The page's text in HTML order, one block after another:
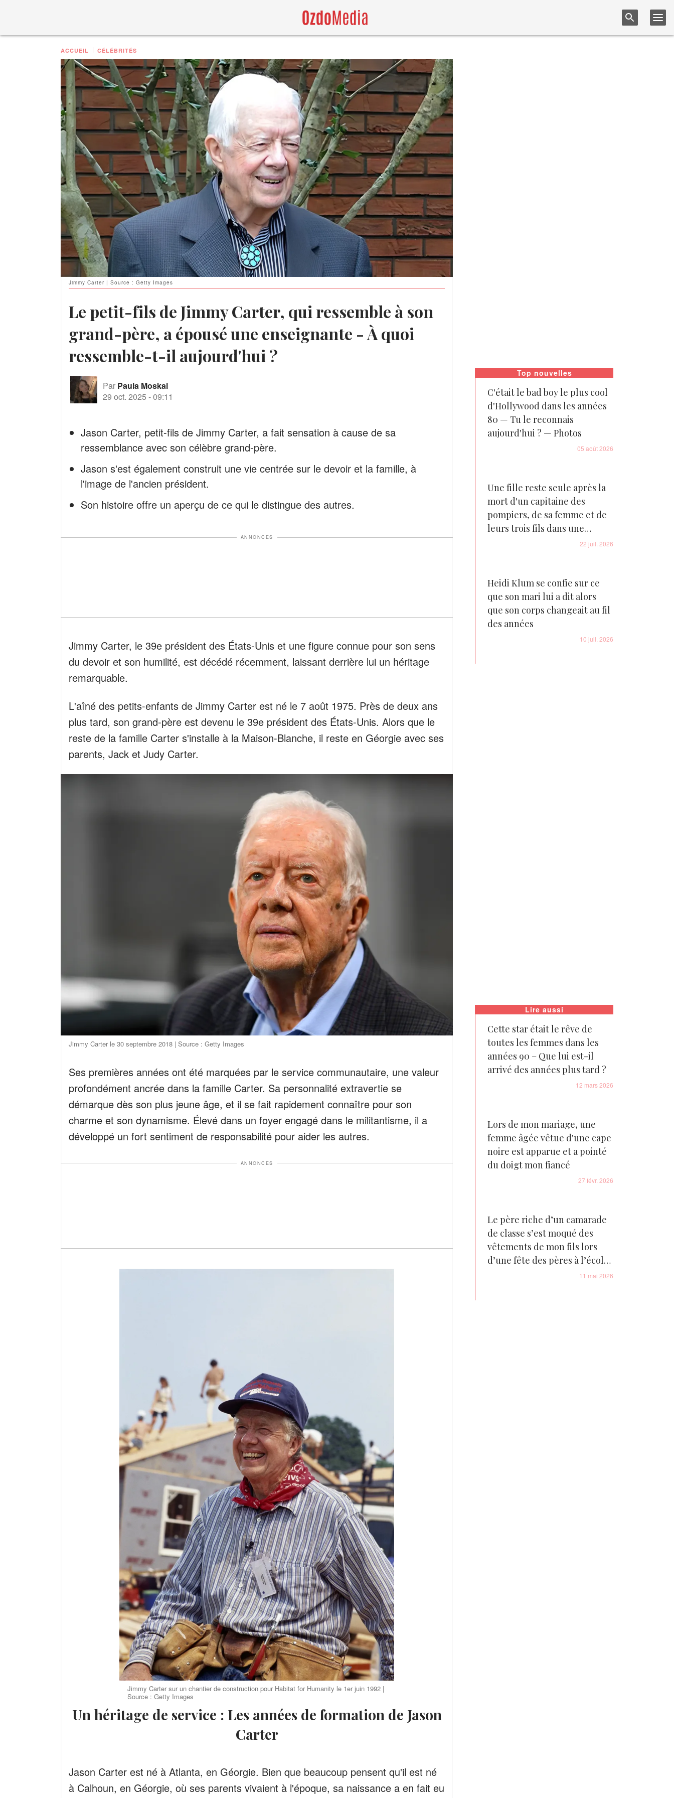
ACCUEIL CÉLÉBRITÉS
Jimmy Carter | Source : Getty Images
Le petit-fils de Jimmy Carter, qui ressemble à son
grand-père, a épousé une enseignante - À quoi
ressemble-t-il aujourd'hui ?
Par Paula Moskal
29 oct. 2025 -09:11
Jason Carter, petit-fils de Jimmy Carter, a fait sensation à cause de sa
ressemblance avec son célèbre grand-père.
Jason s'est également construit une vie centrée sur le devoir et la famille, à
l'image de l'ancien président.
Son histoire offre un aperçu de ce qui le distingue des autres.
ANNONCES
Jimmy Carter, le 39e président des États-Unis et une figure connue pour son sens
du devoir et son humilité, est décédé récemment, laissant derrière lui un héritage
remarquable.
L'aîné des petits-enfants de Jimmy Carter est né le 7 août 1975. Près de deux ans
plus tard, son grand-père est devenu le 39e président des États-Unis. Alors que le
reste de la famille Carter s'installe à la Maison-Blanche, il reste en Géorgie avec ses
parents, Jack et Judy Carter.
Jimmy Carter le 30 septembre 2018 | Source : Getty Images
Ses premières années ont été marquées par le service communautaire, une valeur
profondément ancrée dans la famille Carter. Sa personnalité extravertie se
démarque dès son plus jeune âge, et il se fait rapidement connaître pour son
charme et son dynamisme. Élevé dans un foyer engagé dans le militantisme, il a
développé un fort sentiment de responsabilité pour aider les autres.
ANNONCES
Jimmy Carter sur un chantier de construction pour Habitat for Humanity le 1er juin 1992 |
Source : Getty Images
Un héritage de service : Les années de formation de Jason
Carter
Jason Carter est né à Atlanta, en Géorgie. Bien que beaucoup pensent qu'il est né
à Calhoun, en Géorgie, où ses parents vivaient à l'époque, sa naissance a en fait eu
Top nouvelles
C'était le bad boy le plus cool
d'Hollywood dans les années
80 — Tu le reconnais
aujourd'hui ? — Photos
05 août 2026
Une fille reste seule après la
mort d'un capitaine des
pompiers, de sa femme et de
leurs trois fils dans une
tragédie familiale déchirante
22 juil. 2026
Heidi Klum se confie sur ce
que son mari lui a dit alors
que son corps changeait au fil
des années
10 juil. 2026
Lire aussi
Cette star était le rêve de
toutes les femmes dans les
années 90 – Que lui est-il
arrivé des années plus tard ?
12 mars 2026
Lors de mon mariage, une
femme âgée vêtue d'une cape
noire est apparue et a pointé
du doigt mon fiancé
27 févr. 2026
Le père riche d’un camarade
de classe s’est moqué des
vêtements de mon fils lors
d’une fête des pères à l’école
– le karma l’a frappé fort11 mai 2026